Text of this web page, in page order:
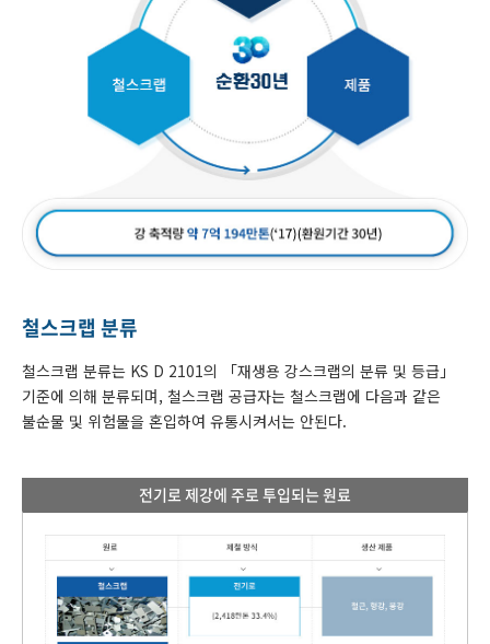
철스크랩 분류
철스크랩 분류는 KS D 2101의 「재생용 강스크랩의 분류 및 등급」
기준에 의해 분류되며, 철스크랩 공급자는 철스크랩에 다음과 같은
불순물 및 위험물을 혼입하여 유통시켜서는 안된다.
전기로 제강에 주로 투입되는 원료